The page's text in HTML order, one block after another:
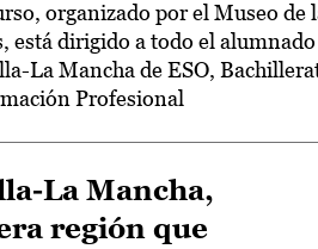
organizado por el Museo de
está dirigido a todo el alumnado
La Mancha de ESO,
Profesional
La Mancha,
región que